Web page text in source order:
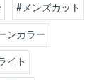
#メンズカット
ンカラー
イト